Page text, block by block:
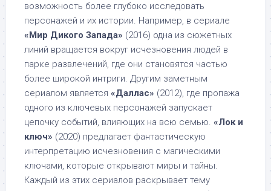
возможность более глубоко исследовать
персонажей и их истории. Например, в сериале
«Мир Дикого Запада» (2016) одна из сюжетных
линий вращается вокруг исчезновения людей в
парке развлечений, где они становятся частью
более широкой интриги. Другим заметным
сериалом является «Даллас» (2012), где пропажа
одного из ключевых персонажей запускает
цепочку событий, влияющих на всю семью. «Лок и
ключ» (2020) предлагает фантастическую
интерпретацию исчезновения с магическими
ключами, которые открывают миры и тайны.
Каждый из этих сериалов раскрывает тему